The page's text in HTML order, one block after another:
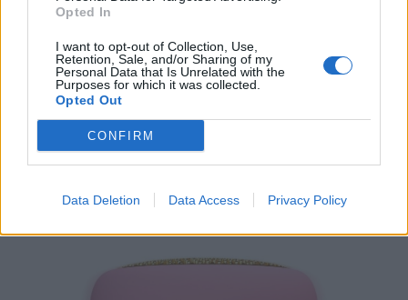
Opted In
I want to opt-out of Collection, Use,
Retention, Sale, and/or Sharing of my
Personal Data that Is Unrelated with the
Purposes for which it was collected.
Opted Out
CONFIRM
Data Deletion Data Access Privacy Policy
φέρνοντας άμεση ανακούφιση από τις υψηλές
θερμοκρασίες, ενώ παράλληλα βελτιώνει την
ενυδάτωση και τη ζωτικότητα του δέρματος. Η
αναζωογονητική κρυοθεραπεία συσφίγγει και
χαλαρώνει το δέρμα, ώστε να αποχαιρετήσετε τις
ρυτίδες και το πρήξιμο - και ταυτόχρονα να